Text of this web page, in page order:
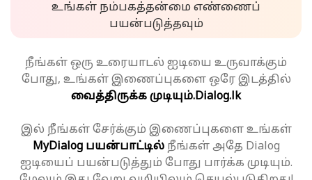
உங்கள் நம்பகத்தன்மை எண்ணைப்
பயன்படுத்தவும்
நீங்கள் ஒரு உரையாடல் ஐடியை உருவாக்கும்
போது, உங்கள் இணைப்புகளை ஒரே இடத்தில்
வைத்திருக்க முடியும்.Dialog.lk
இல் நீங்கள் சேர்க்கும் இணைப்புகளை உங்கள்
MyDialog பயன்பாட்டில்நீங்கள் அதே Dialog
ஐடியைப் பயன்படுத்தும் போது பார்க்க முடியும்.